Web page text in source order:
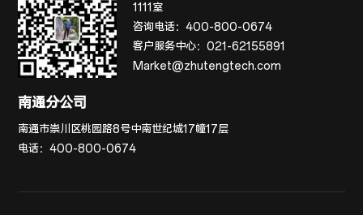
1111室
咨询电话：400-800-0674
客户服务中心：021-62155891
Market@zhutengtech.com
南通分公司
南通市崇川区桃园路8号中南世纪城17幢17层
电话：400-800-0674